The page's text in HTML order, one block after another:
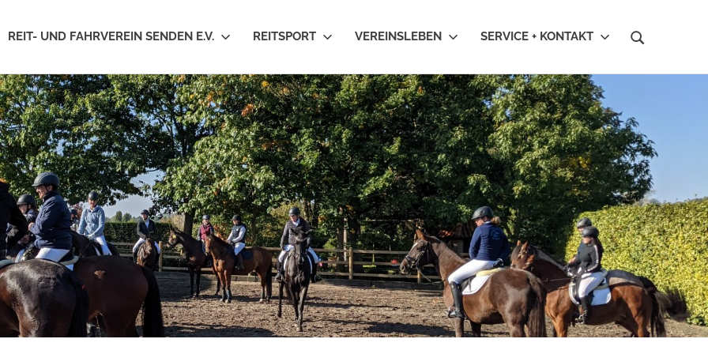
REIT- UND FAHRVEREIN SENDEN E.V. REITSPORT VEREINSLEBEN SERVICE + KONTAKT